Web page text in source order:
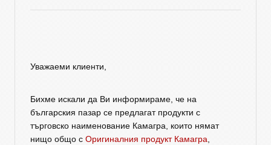
Уважаеми клиенти,
Бихме искали да Ви информираме, че на
българския пазар се предлагат продукти с
търговско наименование Камагра, които нямат
нищо общо с Оригиналния продукт Камагра,